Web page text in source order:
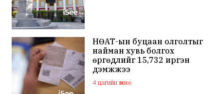
НӨАТ-ын буцаан олголтыг
найман хувь болгох
өргөдлийг 15,732 иргэн
дэмжжээ
4 цагийн өмнө